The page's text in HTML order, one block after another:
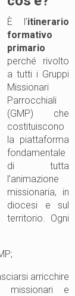
È l’itinerario
formativo
primario
perché rivolto
a tutti i Gruppi
Missionari
Parrocchiali
(GMP) che
costituiscono
la piattaforma
fondamentale
di tutta
l’animazione
missionaria, in
diocesi e sul
territorio. Ogni
arricchire
missionari e